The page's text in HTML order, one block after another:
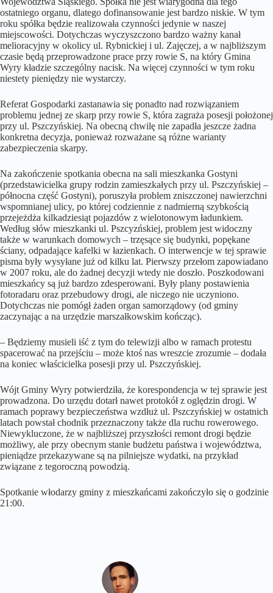
ostatniego organu, dlatego dofinansowanie jest bardzo niskie. W tym
roku spółka będzie realizowała czynności jedynie w naszej
miejscowości. Dotychczas wyczyszczono bardzo ważny kanał
melioracyjny w okolicy ul. Rybnickiej i ul. Zajęczej, a w najbliższym
czasie będą przeprowadzone prace przy rowie S, na który Gmina
Wyry kładzie szczególny nacisk. Na więcej czynności w tym roku
niestety pieniędzy nie wystarczy.
Referat Gospodarki zastanawia się ponadto nad rozwiązaniem
problemu jednej ze skarp przy rowie S, która zagraża posesji położonej
przy ul. Pszczyńskiej. Na obecną chwilę nie zapadła jeszcze żadna
konkretna decyzja, ponieważ rozważane są różne warianty
zabezpieczenia skarpy.
Na zakończenie spotkania obecna na sali mieszkanka Gostyni
(przedstawicielka grupy rodzin zamieszkałych przy ul. Pszczyńskiej –
północna część Gostyni), poruszyła problem zniszczonej nawierzchni
wspomnianej ulicy, po której codziennie z nadmierną szybkością
przejeżdża kilkadziesiąt pojazdów z wielotonowym ładunkiem.
Według słów mieszkanki ul. Pszcyzńskiej, problem jest widoczny
także w warunkach domowych – trzęsące się budynki, popękane
ściany, odpadające kafelki w łazienkach. O interwencje w tej sprawie
pisma były wysyłane już od kilku lat. Pierwszy przełom zapowiadano
w 2007 roku, ale do żadnej decyzji wtedy nie doszło. Poszkodowani
mieszkańcy są już bardzo zdesperowani. Były plany postawienia
fotoradaru oraz przebudowy drogi, ale niczego nie uczyniono.
Dotychczas nie pomógł żaden organ samorządowy (od gminy
zaczynając a na urzędzie marszałkowskim kończąc).
– Będziemy musieli iść z tym do telewizji albo w ramach protestu
spacerować na przejściu – może ktoś nas wreszcie zrozumie – dodała
na koniec właścicielka posesji przy ul. Pszczyńskiej.
Wójt Gminy Wyry potwierdziła, że korespondencja w tej sprawie jest
prowadzona. Do urzędu dotarł nawet protokół z oględzin drogi. W
ramach poprawy bezpieczeństwa wzdłuż ul. Pszczyńskiej w ostatnich
latach powstał chodnik przeznaczony także dla ruchu rowerowego.
Niewykluczone, że w najbliższej przyszłości remont drogi będzie
możliwy, ale przy obecnym stanie budżetu państwa i województwa,
pieniądze przekazywane są na pilniejsze wydatki, na przykład
związane z tegoroczną powodzią.
Spotkanie włodarzy gminy z mieszkańcami zakończyło się o godzinie
21:00.